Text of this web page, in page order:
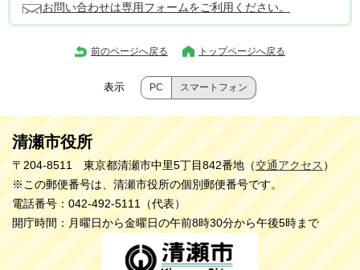
お問い合わせは専用フォームをご利用ください。
前のページへ戻る トップページへ戻る
表示 PC スマートフォン
清瀬市役所
〒204-8511 東京都清瀬市中里5丁目842番地（交通アクセス ）
※この郵便番号は、清瀬市役所の個別郵便番号です。
電話番号：042-492-5111（代表）
開庁時間：月曜日から金曜日の午前8時30分から午後5時まで